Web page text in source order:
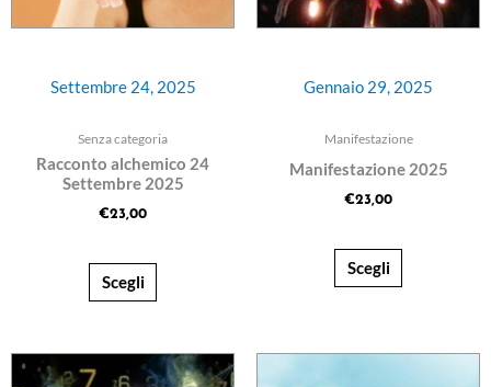
Settembre 24, 2025
Senza categoria
Racconto alchemico 24
Settembre 2025
€23,00
Scegli
Gennaio 29, 2025
Manifestazione
Manifestazione 2025
€23,00
Scegli